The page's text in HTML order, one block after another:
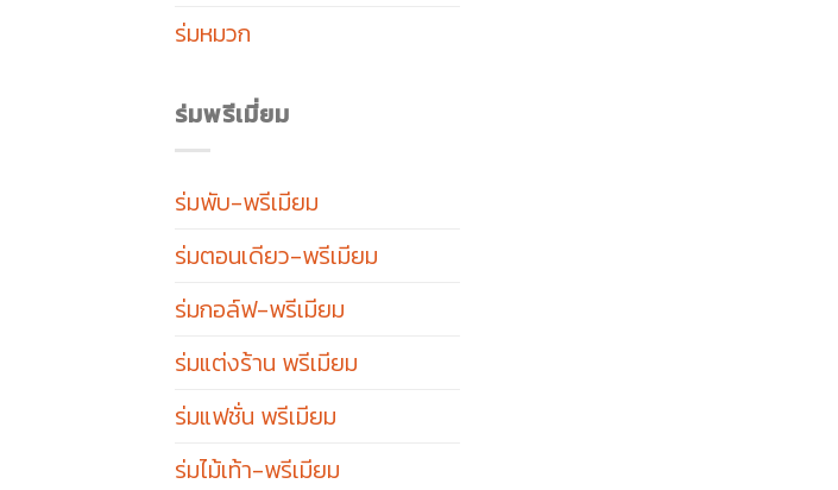
ร่มหมวก
ร่มพรีเมี่ยม
ร่มพับ-พรีเมียม
ร่มตอนเดียว-พรีเมียม
ร่มกอล์ฟ-พรีเมียม
ร่มแต่งร้าน พรีเมียม
ร่มแฟชั่น พรีเมียม
ร่มไม้เท้า-พรีเมียม